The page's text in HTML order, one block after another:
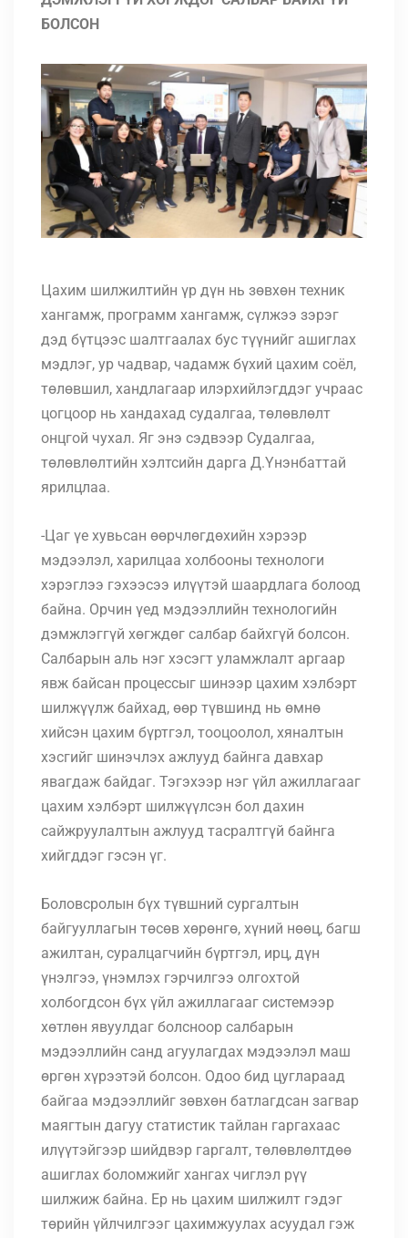
БОЛСОН
Цахим шилжилтийн үр дүн нь зөвхөн техник
хангамж, программ хангамж, сүлжээ зэрэг
дэд бүтцээс шалтгаалах бус түүнийг ашиглах
мэдлэг, ур чадвар, чадамж бүхий цахим соёл,
төлөвшил, хандлагаар илэрхийлэгддэг учраас
цогцоор нь хандахад судалгаа, төлөвлөлт
онцгой чухал. Яг энэ сэдвээр Судалгаа,
төлөвлөлтийн хэлтсийн дарга Д.Үнэнбаттай
ярилцлаа.
-Цаг үе хувьсан өөрчлөгдөхийн хэрээр
мэдээлэл, харилцаа холбооны технологи
хэрэглээ гэхээсээ илүүтэй шаардлага болоод
байна. Орчин үед мэдээллийн технологийн
дэмжлэггүй хөгждөг салбар байхгүй болсон.
Салбарын аль нэг хэсэгт уламжлалт аргаар
явж байсан процессыг шинээр цахим хэлбэрт
шилжүүлж байхад, өөр түвшинд нь өмнө
хийсэн цахим бүртгэл, тооцоолол, хяналтын
хэсгийг шинэчлэх ажлууд байнга давхар
явагдаж байдаг. Тэгэхээр нэг үйл ажиллагааг
цахим хэлбэрт шилжүүлсэн бол дахин
сайжруулалтын ажлууд тасралтгүй байнга
хийгддэг гэсэн үг.
Боловсролын бүх түвшний сургалтын
байгууллагын төсөв хөрөнгө, хүний нөөц, багш
ажилтан, суралцагчийн бүртгэл, ирц, дүн
үнэлгээ, үнэмлэх гэрчилгээ олгохтой
холбогдсон бүх үйл ажиллагааг системээр
хөтлөн явуулдаг болсноор салбарын
мэдээллийн санд агуулагдах мэдээлэл маш
өргөн хүрээтэй болсон. Одоо бид цуглараад
байгаа мэдээллийг зөвхөн батлагдсан загвар
маягтын дагуу статистик тайлан гаргахаас
илүүтэйгээр шийдвэр гаргалт, төлөвлөлтдөө
ашиглах боломжийг хангах чиглэл рүү
шилжиж байна. Ер нь цахим шилжилт гэдэг
төрийн үйлчилгээг цахимжуулах асуудал гэж